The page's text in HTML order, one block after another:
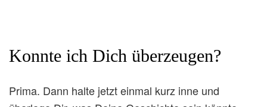
Konnte ich Dich überzeugen?
Prima. Dann halte jetzt einmal kurz inne und